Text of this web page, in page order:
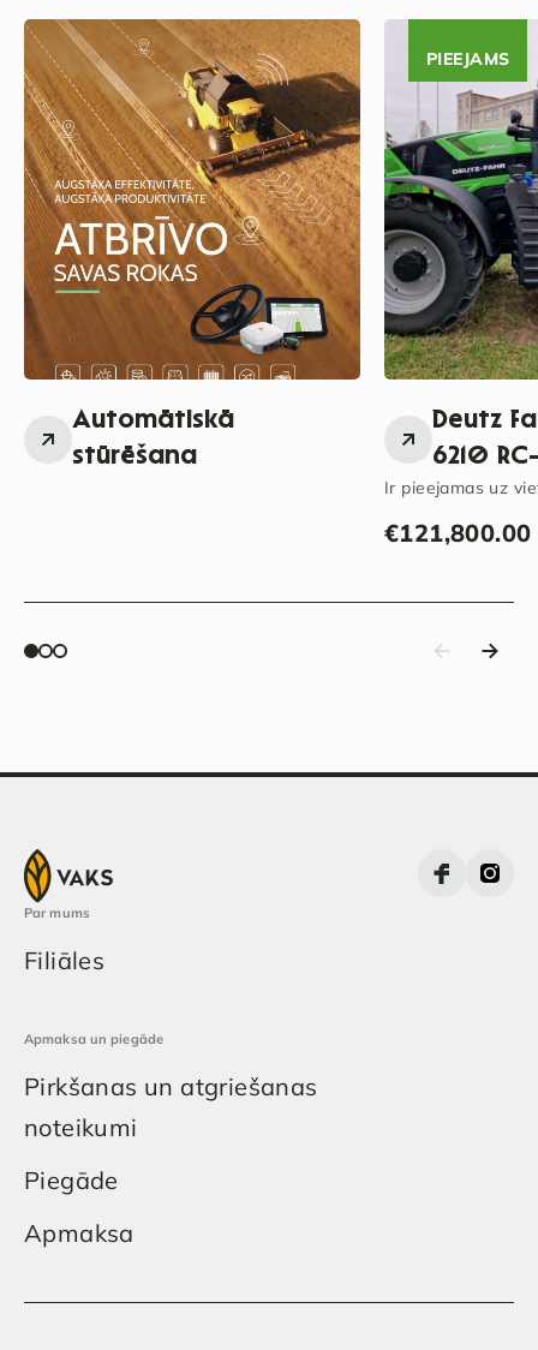
Automātiskā
stūrēšana
PIEEJAMS
Deutz
6210
Ir pieejamas uz
€121,800.00
Par mums
Filiāles
Apmaksa un piegāde
Pirkšanas un atgriešanas
noteikumi
Piegāde
Apmaksa